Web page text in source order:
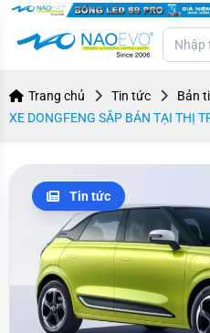
Trang chủ Tin tức Bản
XE DONGFENG SẮP BÁN TẠI THỊ
Tin tức